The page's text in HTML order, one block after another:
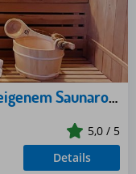
Ferienwohnung Salzwiesen mit eigenem Saunarohrhus
5,0 / 5
Details